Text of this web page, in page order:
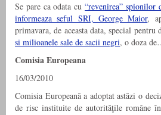
Se pare ca odata cu“revenirea” spionilor
informeaza seful SRI, George Maior,
primavara, de aceasta data, special pentru
si milioanele sale de sacii negri, o doza
Comisia Europeana
16/03/2010
Comisia Europeană a adoptat astăzi o
de risc instituite de autorităţile române